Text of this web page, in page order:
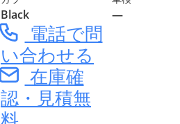
Black ―
電話で問
い合わせる
在庫確
認・見積無